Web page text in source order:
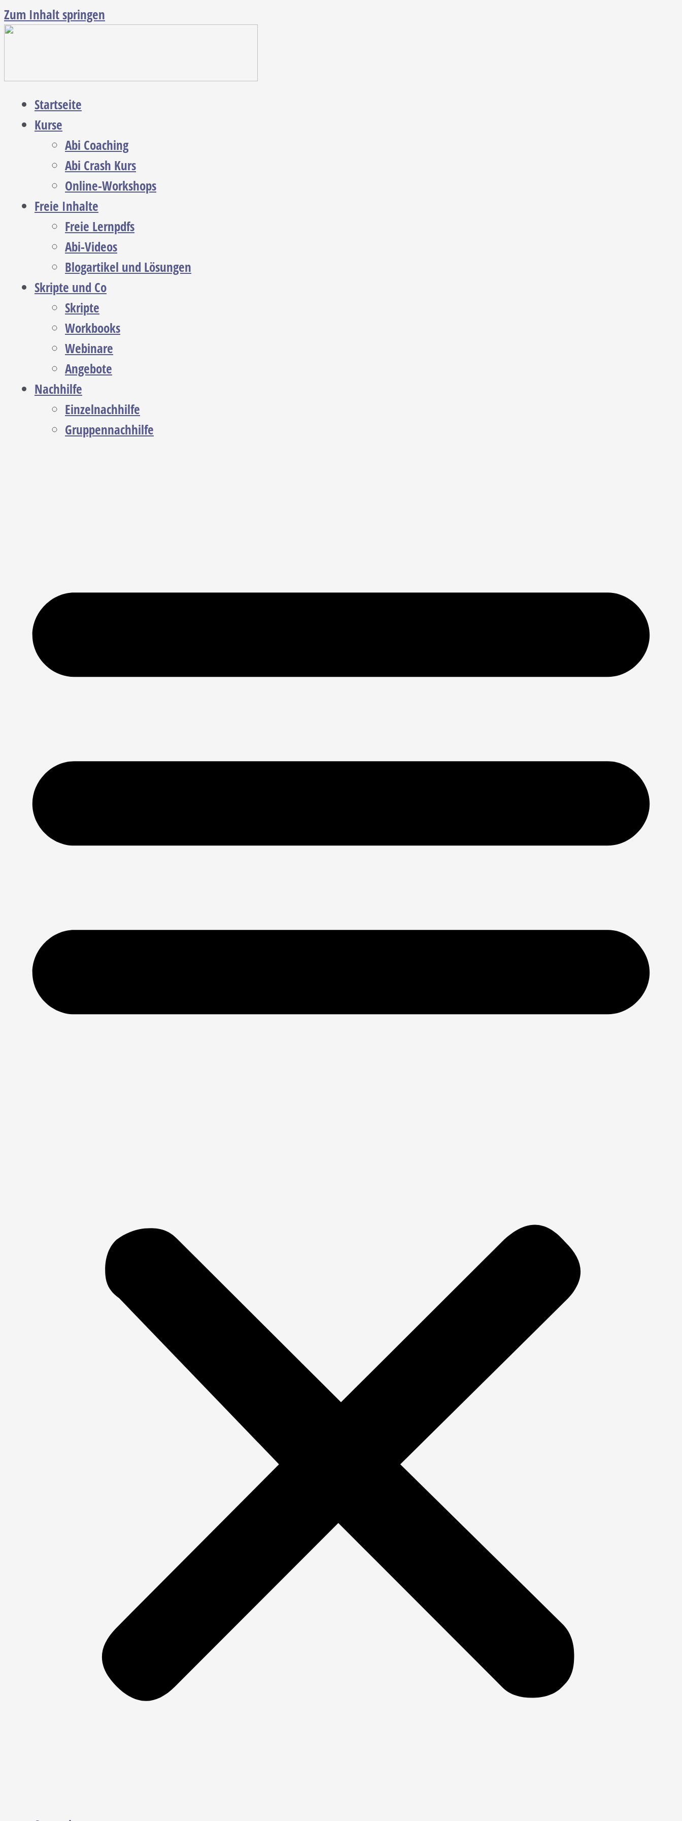
Zum Inhalt springen
Startseite
Kurse
Abi Coaching
Abi Crash Kurs
Online-Workshops
Freie Inhalte
Freie Lernpdfs
Abi-Videos
Blogartikel und Lösungen
Skripte und Co
Skripte
Workbooks
Webinare
Angebote
Nachhilfe
Einzelnachhilfe
Gruppennachhilfe